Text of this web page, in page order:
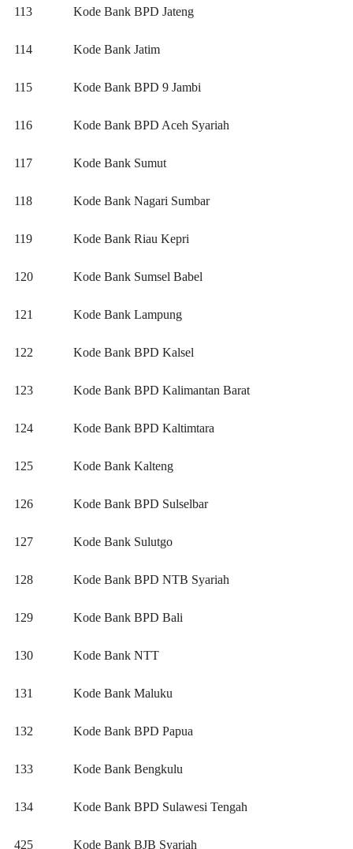
113 Kode Bank BPD Jateng
114 Kode Bank Jatim
115 Kode Bank BPD 9 Jambi
116 Kode Bank BPD Aceh Syariah
117 Kode Bank Sumut
118 Kode Bank Nagari Sumbar
119 Kode Bank Riau Kepri
120 Kode Bank Sumsel Babel
121 Kode Bank Lampung
122 Kode Bank BPD Kalsel
123 Kode Bank BPD Kalimantan Barat
124 Kode Bank BPD Kaltimtara
125 Kode Bank Kalteng
126 Kode Bank BPD Sulselbar
127 Kode Bank Sulutgo
128 Kode Bank BPD NTB Syariah
129 Kode Bank BPD Bali
130 Kode Bank NTT
131 Kode Bank Maluku
132 Kode Bank BPD Papua
133 Kode Bank Bengkulu
134 Kode Bank BPD Sulawesi Tengah
425 Kode Bank BJB Syariah